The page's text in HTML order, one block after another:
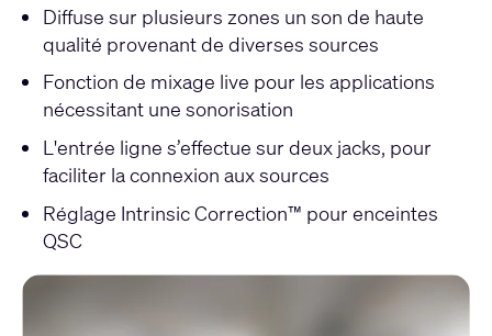
Diffuse sur plusieurs zones un son de haute
qualité provenant de diverses sources
Fonction de mixage live pour les applications
nécessitant une sonorisation
L'entrée ligne s’effectue sur deux jacks, pour
faciliter la connexion aux sources
Réglage Intrinsic Correction™ pour enceintes
QSC